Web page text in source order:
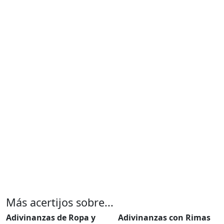
Más acertijos sobre...
Adivinanzas de Ropa y
Adivinanzas con Rimas